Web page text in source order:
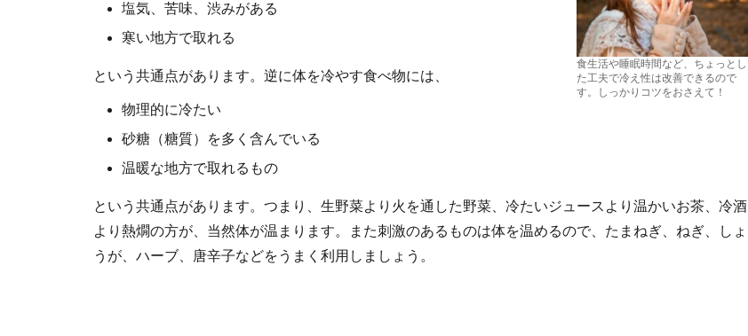
食生活や睡眠時間など、ちょっとし
た工夫で冷え性は改善できるので
す。しっかりコツをおさえて！
塩気、苦味、渋みがある
寒い地方で取れる
という共通点があります。逆に体を冷やす食べ物には、
物理的に冷たい
砂糖（糖質）を多く含んでいる
温暖な地方で取れるもの
という共通点があります。つまり、生野菜より火を通した野菜、冷たいジュースより温かいお茶、冷酒
より熱燗の方が、当然体が温まります。また刺激のあるものは体を温めるので、たまねぎ、ねぎ、しょ
うが、ハーブ、唐辛子などをうまく利用しましょう。